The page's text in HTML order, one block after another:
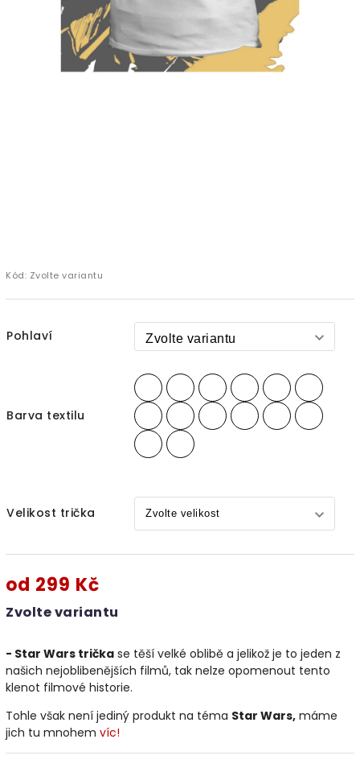
Kód: Zvolte variantu
Pohlaví
Barva textilu
Velikost trička
od 299 Kč
Zvolte variantu
- Star Wars trička se těší velké oblibě a jelikož je to jeden z
našich nejoblibenějších filmů, tak nelze opomenout tento
klenot filmové historie.
Tohle však není jediný produkt na téma Star Wars, máme
jich tu mnohem víc!